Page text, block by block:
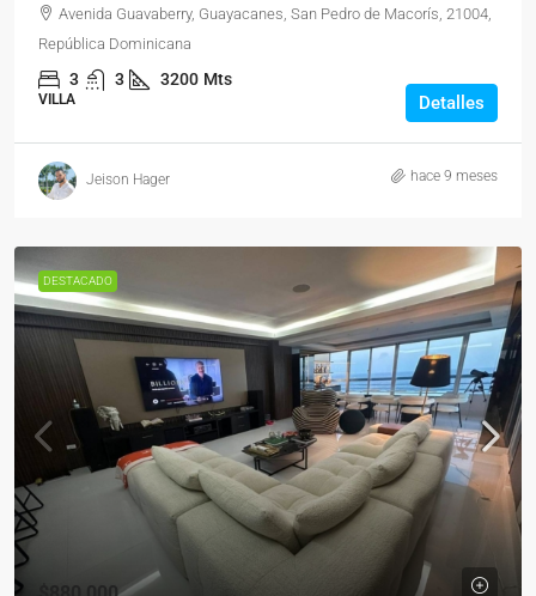
Avenida Guavaberry, Guayacanes, San Pedro de Macorís, 21004,
República Dominicana
3 3 3200 Mts
VILLA Detalles
Jeison Hager hace 9 meses
DESTACADO